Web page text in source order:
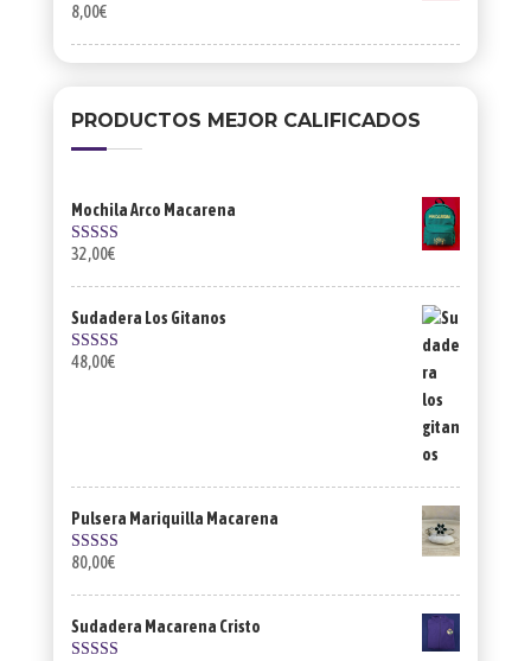
8,00€
PRODUCTOS MEJOR CALIFICADOS
Mochila Arco Macarena
Valorado con
32,00€
Sudadera Los Gitanos
Valorado con
48,00€
Pulsera Mariquilla Macarena
Valorado con
80,00€
Sudadera Macarena Cristo